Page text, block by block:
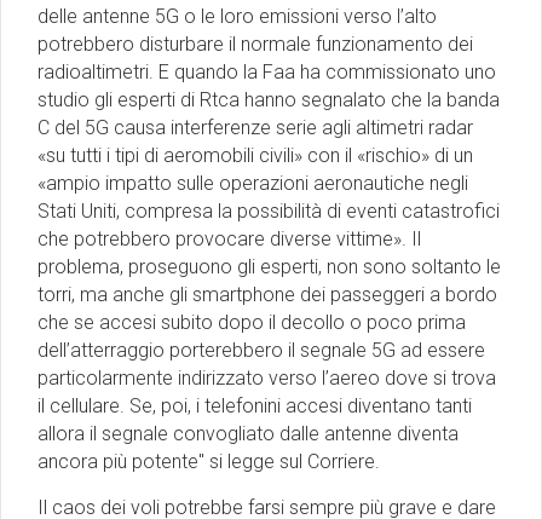
delle antenne 5G o le loro emissioni verso l’alto
potrebbero disturbare il normale funzionamento dei
radioaltimetri. E quando la Faa ha commissionato uno
studio gli esperti di Rtca hanno segnalato che la banda
C del 5G causa interferenze serie agli altimetri radar
«su tutti i tipi di aeromobili civili» con il «rischio» di un
«ampio impatto sulle operazioni aeronautiche negli
Stati Uniti, compresa la possibilità di eventi catastrofici
che potrebbero provocare diverse vittime». Il
problema, proseguono gli esperti, non sono soltanto le
torri, ma anche gli smartphone dei passeggeri a bordo
che se accesi subito dopo il decollo o poco prima
dell’atterraggio porterebbero il segnale 5G ad essere
particolarmente indirizzato verso l’aereo dove si trova
il cellulare. Se, poi, i telefonini accesi diventano tanti
allora il segnale convogliato dalle antenne diventa
ancora più potente" si legge sul Corriere.
Il caos dei voli potrebbe farsi sempre più grave e dare